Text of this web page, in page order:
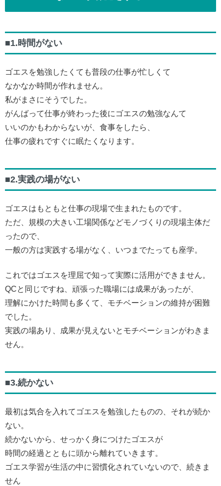
■1.時間がない
ゴエスを勉強したくても普段の仕事が忙しくて
なかなか時間が作れません。
私がまさにそうでした。
がんばって仕事が終わった後にゴエスの勉強なんて
いいのかもわからないが、食事をしたら、
仕事の疲れですぐに眠たくなります。
■2.実践の場がない
ゴエスはもともと仕事の現場で生まれたものです。
ただ、規模の大きい工場関係などモノづくりの現場主体だ
ったので、
一般の方は実践する場がなく、いつまでたっても座学。
これではゴエスを理屈で知って実際に活用ができません。
QCと同じですね、頑張った職場には成果があったが、
理解にかけた時間も多くて、モチベーションの維持が困難
でした。
実践の場あり、成果が見えないとモチベーションがわきま
せん。
■3.続かない
最初は気合を入れてゴエスを勉強したものの、それが続か
ない。
続かないから、せっかく身につけたゴエスが
時間の経過とともに頭から離れていきます。
ゴエス学習が生活の中に習慣化されていないので、続きま
せん